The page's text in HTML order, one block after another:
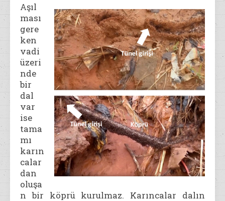
Aşıl
ması
gere
ken
vadi
üzeri
nde
bir
dal
var
ise
tama
mı
karın
calar
dan
oluşa
n bir köprü kurulmaz. Karıncalar dalın